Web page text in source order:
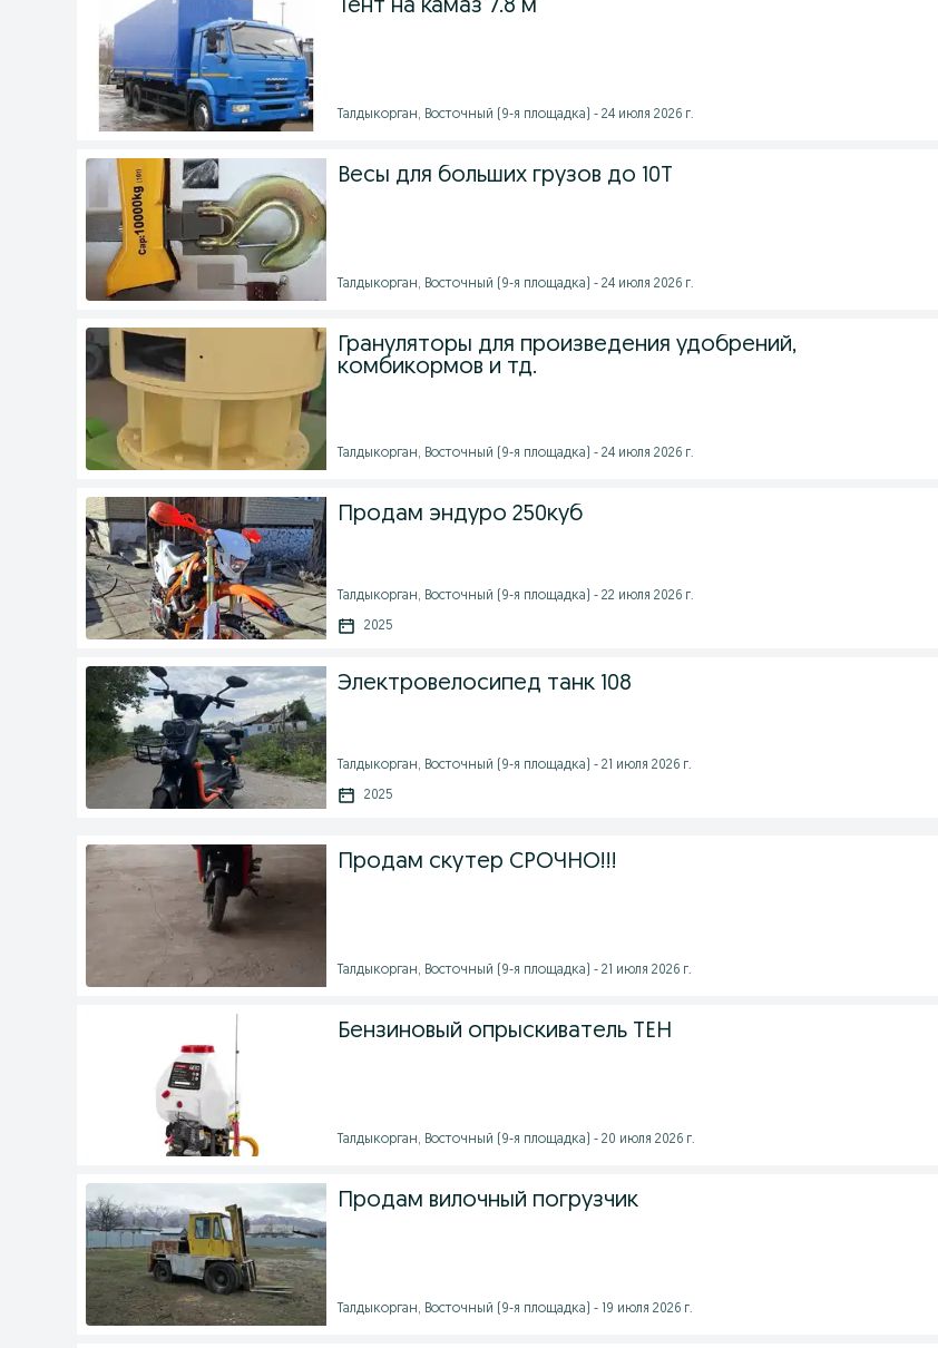
Тент на камаз 7.8 м
Талдыкорган, Восточный (9-я площадка) - 24 июля 2026 г.
Весы для больших грузов до 10Т
Талдыкорган, Восточный (9-я площадка) - 24 июля 2026 г.
Грануляторы для произведения удобрений,
комбикормов и тд.
Талдыкорган, Восточный (9-я площадка) - 24 июля 2026 г.
Продам эндуро 250куб
Талдыкорган, Восточный (9-я площадка) - 22 июля 2026 г.
2025
Электровелосипед танк 108
Талдыкорган, Восточный (9-я площадка) - 21 июля 2026 г.
2025
Продам скутер СРОЧНО!!!
Талдыкорган, Восточный (9-я площадка) - 21 июля 2026 г.
Бензиновый опрыскиватель ТЕН
Талдыкорган, Восточный (9-я площадка) - 20 июля 2026 г.
Продам вилочный погрузчик
Талдыкорган, Восточный (9-я площадка) - 19 июля 2026 г.